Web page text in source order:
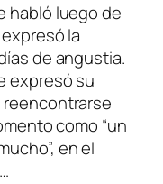
habló luego de
la
de angustia.
expresó su
como “un
en el